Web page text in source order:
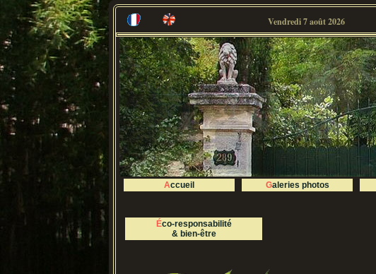
Vendredi 7 août 2026
Accueil Galeries photos
Éco-responsabilité
& bien-être